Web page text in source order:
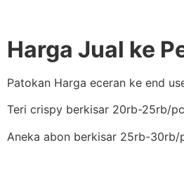
Harga Jual ke
Patokan Harga eceran ke end
Teri crispy berkisar 20rb-25rb/
Aneka abon berkisar 25rb-30rb/